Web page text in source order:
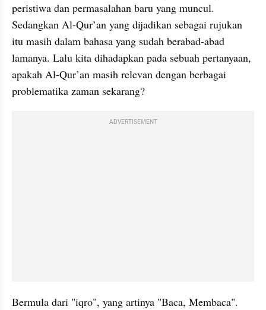
peristiwa dan permasalahan baru yang muncul.
Sedangkan Al-Qur’an yang dijadikan sebagai rujukan
itu masih dalam bahasa yang sudah berabad-abad
lamanya. Lalu kita dihadapkan pada sebuah pertanyaan,
apakah Al-Qur’an masih relevan dengan berbagai
problematika zaman sekarang?
ADVERTISEMENT
Bermula dari "iqro", yang artinya "Baca, Membaca".